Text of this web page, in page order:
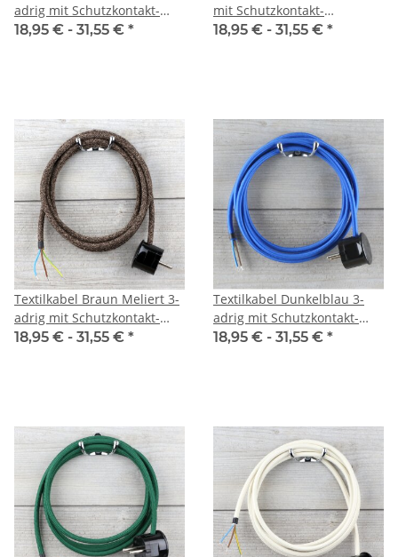
adrig mit Schutzkontakt-
Winkelstecker
18,95 € - 31,55 € *
mit Schutzkontakt-
Winkelstecker
18,95 € - 31,55 € *
Textilkabel Braun Meliert 3-
adrig mit Schutzkontakt-
Winkelstecker
18,95 € - 31,55 € *
Textilkabel Dunkelblau 3-
adrig mit Schutzkontakt-
Winkelstecker
18,95 € - 31,55 € *